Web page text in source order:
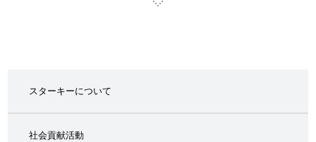
スターキーについて
社会貢献活動